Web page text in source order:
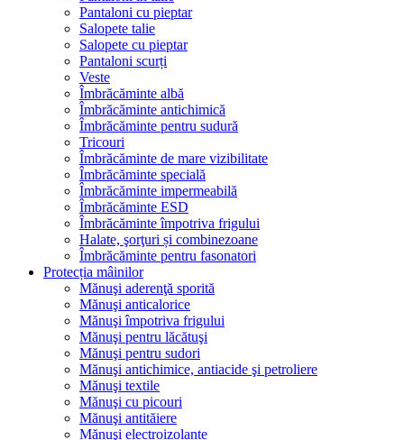
Pantaloni cu pieptar
Salopete talie
Salopete cu pieptar
Pantaloni scurți
Veste
Îmbrăcăminte albă
Îmbrăcăminte antichimică
Îmbrăcăminte pentru sudură
Tricouri
Îmbrăcăminte de mare vizibilitate
Îmbrăcăminte specială
Îmbrăcăminte impermeabilă
Îmbrăcăminte ESD
Îmbrăcăminte împotriva frigului
Halate, şorţuri și combinezoane
Îmbrăcăminte pentru fasonatori
Protecția mâinilor
Mănuşi aderenţă sporită
Mănuşi anticalorice
Mănuşi împotriva frigului
Mănuşi pentru lăcătuşi
Mănuşi pentru sudori
Mănuşi antichimice, antiacide şi petroliere
Mănuşi textile
Mănuşi cu picouri
Mănuşi antităiere
Mănuşi electroizolante